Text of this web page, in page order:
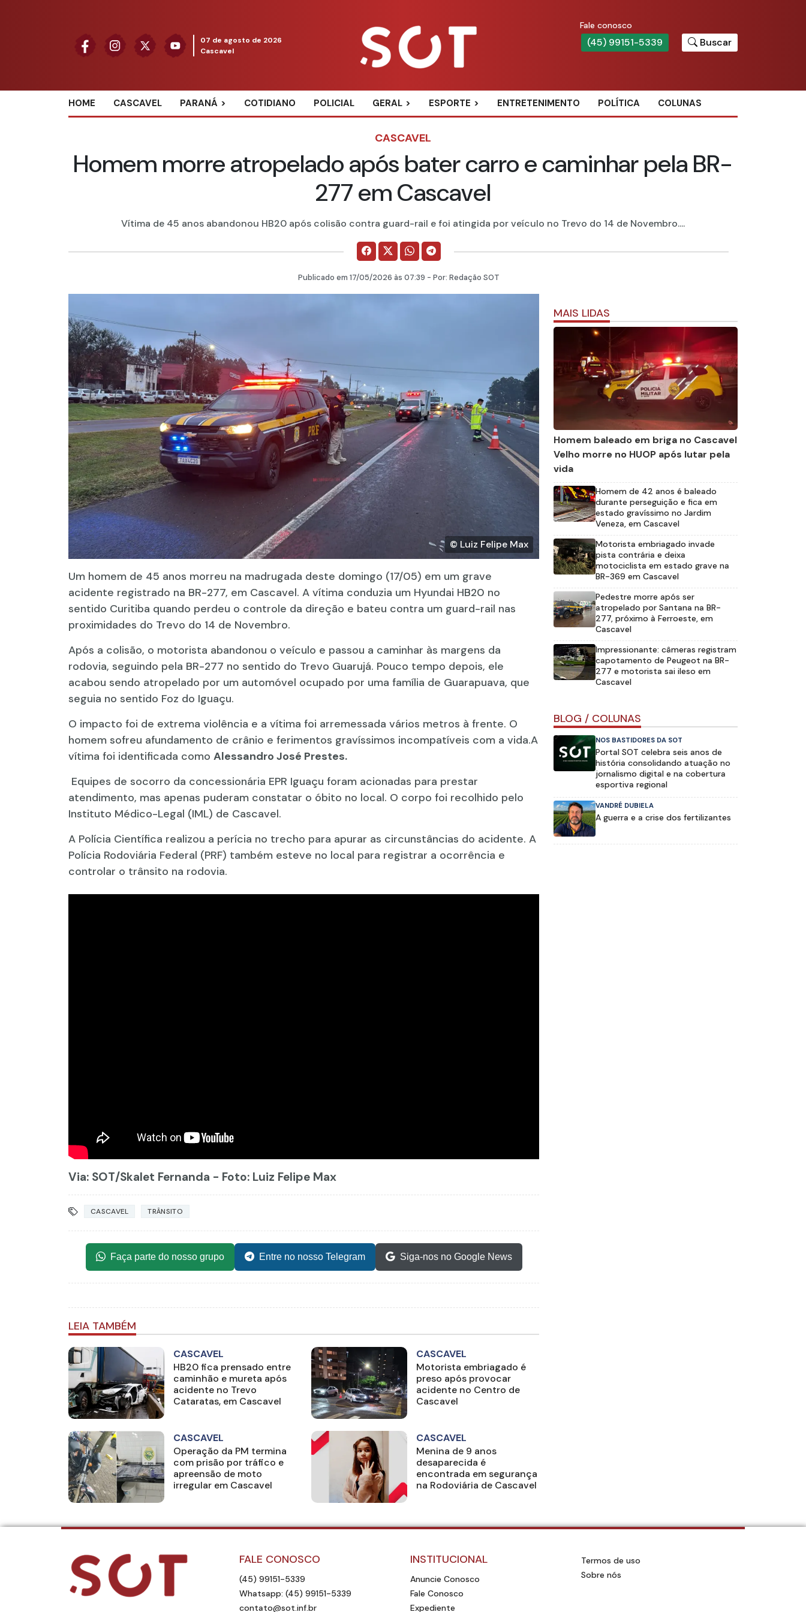
07 de agosto de 2026
Cascavel
Fale conosco
(45) 99151-5339 Buscar
HOME CASCAVEL PARANÁ COTIDIANO POLICIAL GERAL ESPORTE ENTRETENIMENTO POLÍTICA COLUNAS
CASCAVEL
Homem morre atropelado após bater carro e caminhar pela BR-
277 em Cascavel
Vítima de 45 anos abandonou HB20 após colisão contra guard-rail e foi atingida por veículo no Trevo do 14 de Novembro....
Publicado em 17/05/2026 às 07:39 - Por: Redação SOT
© Luiz Felipe Max
Um homem de 45 anos morreu na madrugada deste domingo (17/05) em um grave
acidente registrado na BR-277, em Cascavel. A vítima conduzia um Hyundai HB20 no
sentido Curitiba quando perdeu o controle da direção e bateu contra um guard-rail nas
proximidades do Trevo do 14 de Novembro.
Após a colisão, o motorista abandonou o veículo e passou a caminhar às margens da
rodovia, seguindo pela BR-277 no sentido do Trevo Guarujá. Pouco tempo depois, ele
acabou sendo atropelado por um automóvel ocupado por uma família de Guarapuava, que
seguia no sentido Foz do Iguaçu.
O impacto foi de extrema violência e a vítima foi arremessada vários metros à frente. O
homem sofreu afundamento de crânio e ferimentos gravíssimos incompatíveis com a vida.A
vítima foi identificada como Alessandro José Prestes.
Equipes de socorro da concessionária EPR Iguaçu foram acionadas para prestar
atendimento, mas apenas puderam constatar o óbito no local. O corpo foi recolhido pelo
Instituto Médico-Legal (IML) de Cascavel.
A Polícia Científica realizou a perícia no trecho para apurar as circunstâncias do acidente. A
Polícia Rodoviária Federal (PRF) também esteve no local para registrar a ocorrência e
controlar o trânsito na rodovia.
Via: SOT/Skalet Fernanda - Foto: Luiz Felipe Max
CASCAVEL TRÂNSITO
Faça parte do nosso grupo Entre no nosso Telegram Siga-nos no Google News
LEIA TAMBÉM
CASCAVEL
HB20 fica prensado entre
caminhão e mureta após
acidente no Trevo
Cataratas, em Cascavel
CASCAVEL
Motorista embriagado é
preso após provocar
acidente no Centro de
Cascavel
CASCAVEL
Operação da PM termina
com prisão por tráfico e
apreensão de moto
irregular em Cascavel
CASCAVEL
Menina de 9 anos
desaparecida é
encontrada em segurança
na Rodoviária de Cascavel
MAIS LIDAS
Homem baleado em briga no Cascavel
Velho morre no HUOP após lutar pela
vida
Homem de 42 anos é baleado
durante perseguição e fica em
estado gravíssimo no Jardim
Veneza, em Cascavel
Motorista embriagado invade
pista contrária e deixa
motociclista em estado grave na
BR-369 em Cascavel
Pedestre morre após ser
atropelado por Santana na BR-
277, próximo à Ferroeste, em
Cascavel
Impressionante: câmeras registram
capotamento de Peugeot na BR-
277 e motorista sai ileso em
Cascavel
BLOG / COLUNAS
NOS BASTIDORES DA SOT
Portal SOT celebra seis anos de
história consolidando atuação no
jornalismo digital e na cobertura
esportiva regional
VANDRÉ DUBIELA
A guerra e a crise dos fertilizantes
FALE CONOSCO
(45) 99151-5339
Whatsapp: (45) 99151-5339
contato@sot.inf.br
INSTITUCIONAL
Anuncie Conosco
Fale Conosco
Expediente
Termos de uso
Sobre nós